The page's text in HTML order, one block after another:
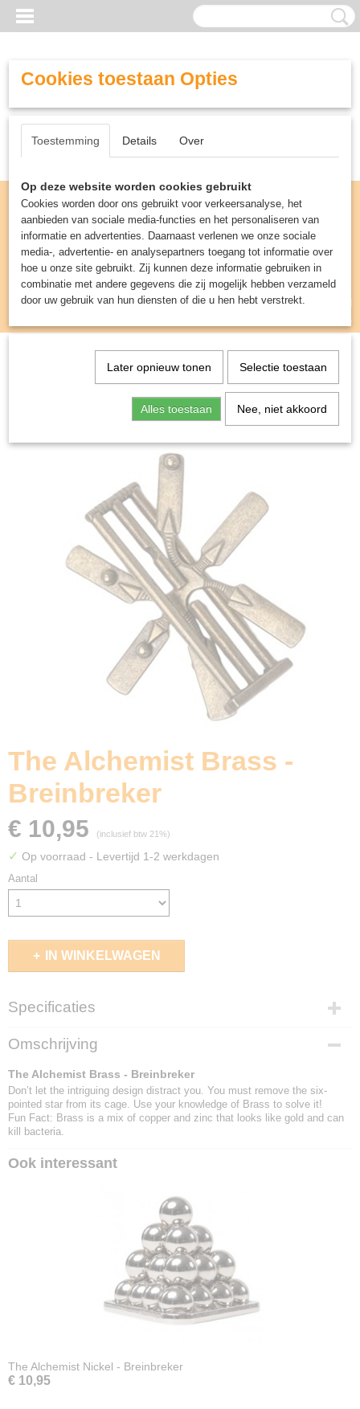
Inloggen Registreren
UW WINKELWAGEN
(0)
Spellen & Puzzels> The Alchemist Brass -
The Alchemist Brass -
Breinbreker
€ 10,95 (inclusief btw 21%)
✓ Op voorraad - Levertijd 1-2 werkdagen
Aantal
IN WINKELWAGEN
Specificaties
EAN code
8717278852072
Omschrijving
The Alchemist Brass - Breinbreker
Don’t let the intriguing design distract you. You must remove the six-
pointed star from its cage. Use your knowledge of Brass to solve it!
Fun Fact: Brass is a mix of copper and zinc that looks like gold and can
kill bacteria.
Ook interessant
The Alchemist Nickel - Breinbreker
€ 10,95
Cookies toestaan Opties
Toestemming Details Over
Op deze website worden cookies gebruikt
Cookies worden door ons gebruikt voor verkeersanalyse, het
aanbieden van sociale media-functies en het personaliseren van
informatie en advertenties. Daarnaast verlenen we onze sociale
media-, advertentie- en analysepartners toegang tot informatie over
hoe u onze site gebruikt. Zij kunnen deze informatie gebruiken in
combinatie met andere gegevens die zij mogelijk hebben verzameld
door uw gebruik van hun diensten of die u hen hebt verstrekt.
Later opnieuw tonen Selectie toestaan
Alles toestaan Nee, niet akkoord